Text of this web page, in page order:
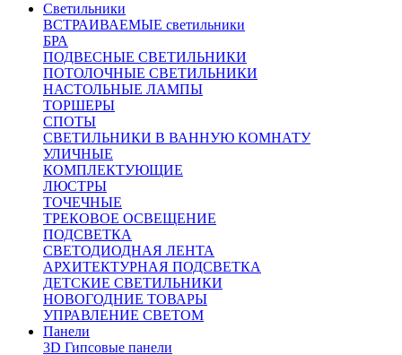
Светильники
ВСТРАИВАЕМЫЕ светильники
БРА
ПОДВЕСНЫЕ СВЕТИЛЬНИКИ
ПОТОЛОЧНЫЕ СВЕТИЛЬНИКИ
НАСТОЛЬНЫЕ ЛАМПЫ
ТОРШЕРЫ
СПОТЫ
СВЕТИЛЬНИКИ В ВАННУЮ КОМНАТУ
УЛИЧНЫЕ
КОМПЛЕКТУЮЩИЕ
ЛЮСТРЫ
ТОЧЕЧНЫЕ
ТРЕКОВОЕ ОСВЕЩЕНИЕ
ПОДСВЕТКА
СВЕТОДИОДНАЯ ЛЕНТА
АРХИТЕКТУРНАЯ ПОДСВЕТКА
ДЕТСКИЕ СВЕТИЛЬНИКИ
НОВОГОДНИЕ ТОВАРЫ
УПРАВЛЕНИЕ СВЕТОМ
Панели
3D Гипсовые панели